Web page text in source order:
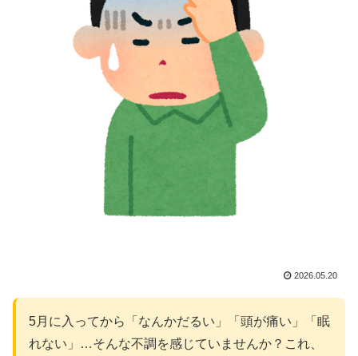
2026.05.20
5月に入ってから「なんかだるい」「頭が痛い」「眠
れない」…そんな不調を感じていませんか？これ、